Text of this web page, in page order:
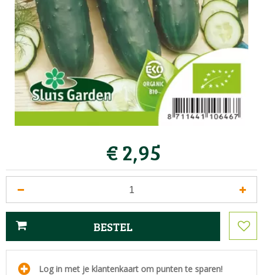
€ 2,95
Log in met je klantenkaart om punten te sparen!